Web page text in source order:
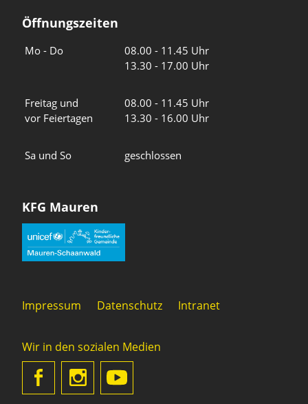
Öffnungszeiten
Mo - Do
08.00 - 11.45 Uhr
13.30 - 17.00 Uhr
Freitag und
vor Feiertagen
08.00 - 11.45 Uhr
13.30 - 16.00 Uhr
Sa und So geschlossen
KFG Mauren
Impressum Datenschutz Intranet
Wir in den sozialen Medien